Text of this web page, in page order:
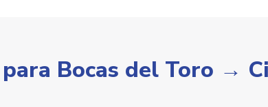
Bocas del Toro →